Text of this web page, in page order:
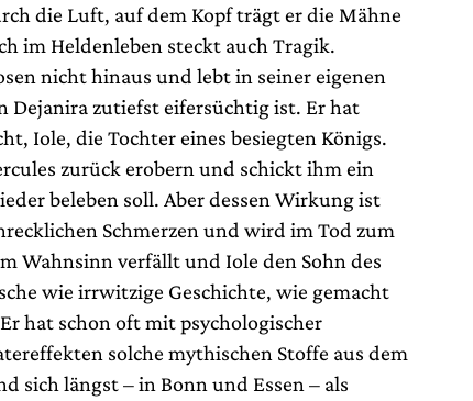
die Luft, auf dem Kopf trägt er die Mähne
im Heldenleben steckt auch Tragik.
nicht hinaus und lebt in seiner eigenen
Dejanira zutiefst eifersüchtig ist. Er hat
Iole, die Tochter eines besiegten Königs.
zurück erobern und schickt ihm ein
beleben soll. Aber dessen Wirkung ist
Schmerzen und wird im Tod zum
Wahnsinn verfällt und Iole den Sohn des
wie irrwitzige Geschichte, wie gemacht
hat schon oft mit psychologischer
solche mythischen Stoffe aus dem
sich längst – in Bonn und Essen – als